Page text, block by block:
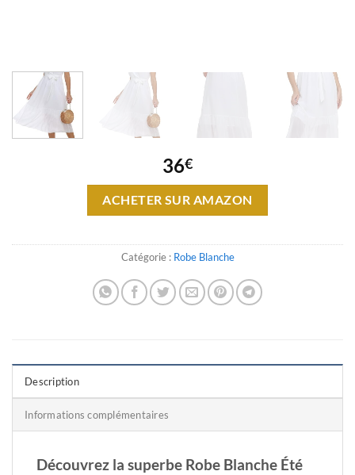
36€
ACHETER SUR AMAZON
Catégorie : Robe Blanche
Description
Informations complémentaires
Découvrez la superbe Robe Blanche Été